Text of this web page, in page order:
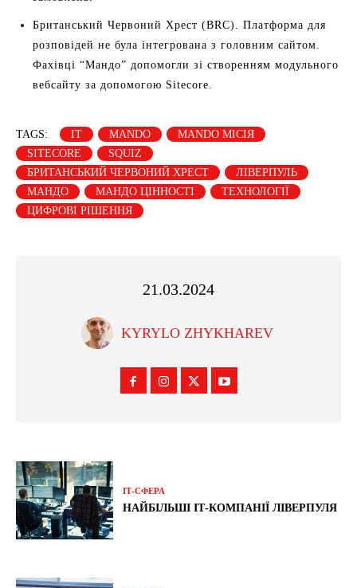
Британський Червоний Хрест (BRC). Платформа для
розповідей не була інтегрована з головним сайтом.
Фахівці “Мандо” допомогли зі створенням модульного
вебсайту за допомогою Sitecore.
TAGS: IT MANDO
MANDO МІСІЯ
SITECORE
SQUIZ
БРИТАНСЬКИЙ ЧЕРВОНИЙ ХРЕСТ
ЛІВЕРПУЛЬ
МАНДО
МАНДО ЦІННОСТІ
ТЕХНОЛОГІЇ
ЦИФРОВІ РІШЕННЯ
21.03.2024
KYRYLO ZHYKHAREV
ІТ-СФЕРА
НАЙБІЛЬШІ ІТ-КОМПАНІЇ ЛІВЕРПУЛЯ